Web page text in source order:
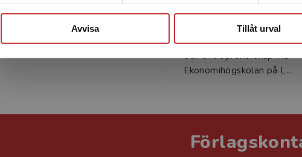
Avvisa Tillåt urval
Viktorija Kalonaityte är
verksam som
vid Institutionen för
och entreprenörskap vid
Ekonomihögskolan på L...